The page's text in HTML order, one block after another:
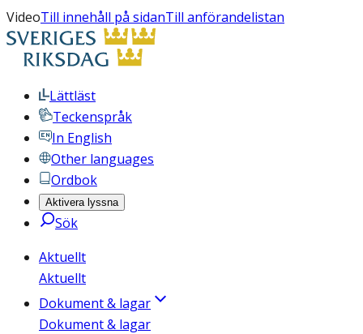
VideoTill innehåll på sidanTill anförandelistan
Lättläst
Teckenspråk
In English
Other languages
Ordbok
Aktivera lyssna
Sök
Aktuellt
Aktuellt
Dokument & lagar
Dokument & lagar